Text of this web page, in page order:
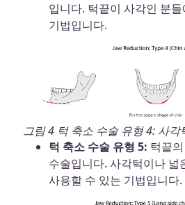
입니다. 턱끝이 사각인 분
기법입니다.
그림 4 턱 축소 수술 유형 4: 사
턱 축소 수술 유형 5: 턱끝
수술입니다. 사각턱이나 넓
사용할 수 있는 기법입니다.